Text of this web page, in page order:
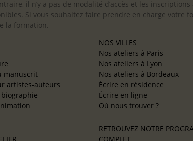
il n’y a pas de modalité d’accès et les
Si vous souhaitez faire prendre en charge votre
la formation.
manuscrit
artistes-auteurs
biographie
NOS VILLES
Nos ateliers à Paris
Nos ateliers à Lyon
Nos ateliers à Bordeaux
Écrire en résidence
Écrire en ligne
Où nous trouver ?
RETROUVEZ NOTRE